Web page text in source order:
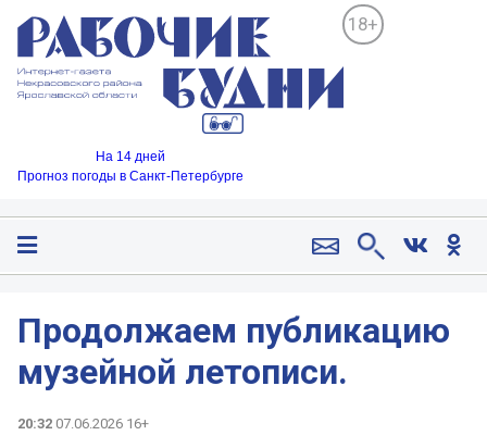
18+
На 14 дней
Прогноз погоды в Санкт-Петербурге
Продолжаем публикацию
музейной летописи.
20:32 07.06.2026 16+